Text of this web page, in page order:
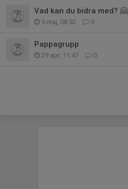
Vad kan du bidra med? 🤗
5 maj, 08:52 0
Pappagrupp
29 apr, 11:47 0